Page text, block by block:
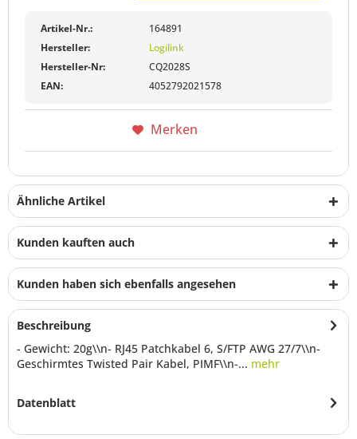
Artikel-Nr.:
164891
Hersteller:
Logilink
Hersteller-Nr:
CQ2028S
EAN:
4052792021578
Merken
Ähnliche Artikel
Kunden kauften auch
Kunden haben sich ebenfalls angesehen
Beschreibung
- Gewicht: 20g\\n- RJ45 Patchkabel 6, S/FTP AWG 27/7\\n-
Geschirmtes Twisted Pair Kabel, PIMF\\n-... mehr
Datenblatt